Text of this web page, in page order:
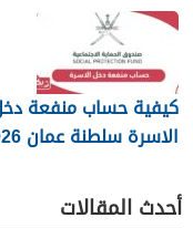
كيفية حساب منفعة
الاسرة سلطنة عمان 2026
أحدث المقالات